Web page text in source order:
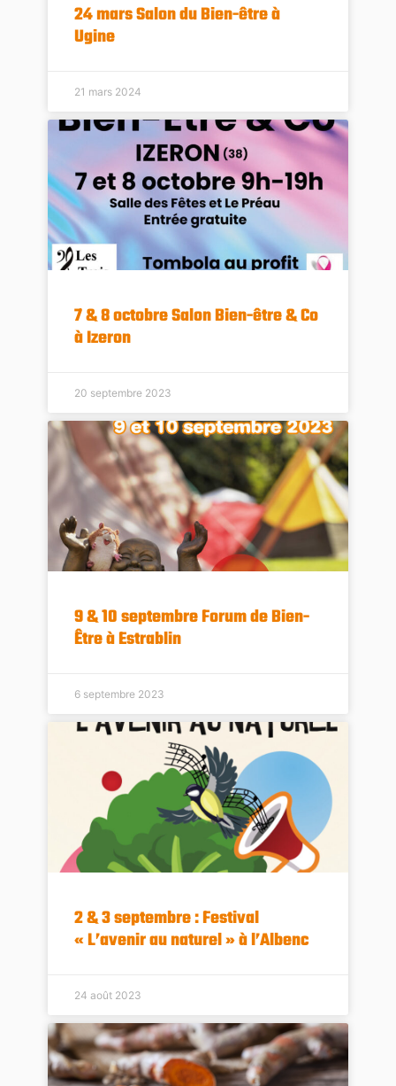
24 mars Salon du Bien-être à
Ugine
21 mars 2024
7 & 8 octobre Salon Bien-être & Co
à Izeron
20 septembre 2023
9 & 10 septembre Forum de Bien-
Être à Estrablin
6 septembre 2023
2 & 3 septembre : Festival
« L’avenir au naturel » à l’Albenc
24 août 2023